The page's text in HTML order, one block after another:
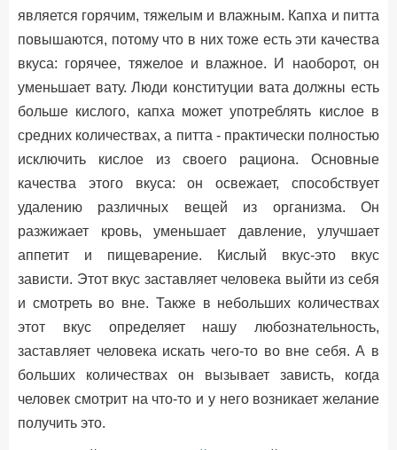
является горячим, тяжелым и влажным. Капха и питта
повышаются, потому что в них тоже есть эти качества
вкуса: горячее, тяжелое и влажное. И наоборот, он
уменьшает вату. Люди конституции вата должны есть
больше кислого, капха может употреблять кислое в
средних количествах, а питта - практически полностью
исключить кислое из своего рациона. Основные
качества этого вкуса: он освежает, способствует
удалению различных вещей из организма. Он
разжижает кровь, уменьшает давление, улучшает
аппетит и пищеварение. Кислый вкус-это вкус
зависти. Этот вкус заставляет человека выйти из себя
и смотреть во вне. Также в небольших количествах
этот вкус определяет нашу любознательность,
заставляет человека искать чего-то во вне себя. А в
больших количествах он вызывает зависть, когда
человек смотрит на что-то и у него возникает желание
получить это.